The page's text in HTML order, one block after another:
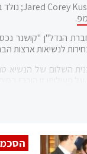
.
הנדל"ן "קושנר
התמקד בקמפיין המדיה הדיגיטלית של
השלום של הנשיא